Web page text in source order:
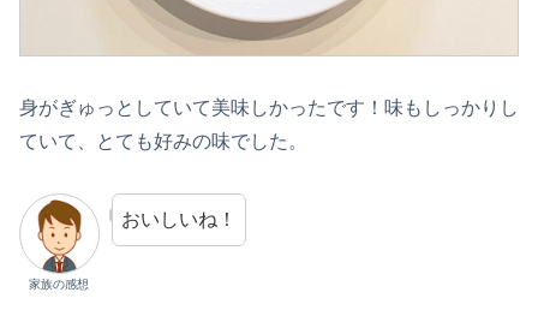
身がぎゅっとしていて美味しかったです！味もしっかりし
ていて、とても好みの味でした。
家族の感想
おいしいね！